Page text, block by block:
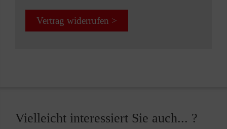
Vertrag widerrufen >
Vielleicht interessiert Sie auch... ?